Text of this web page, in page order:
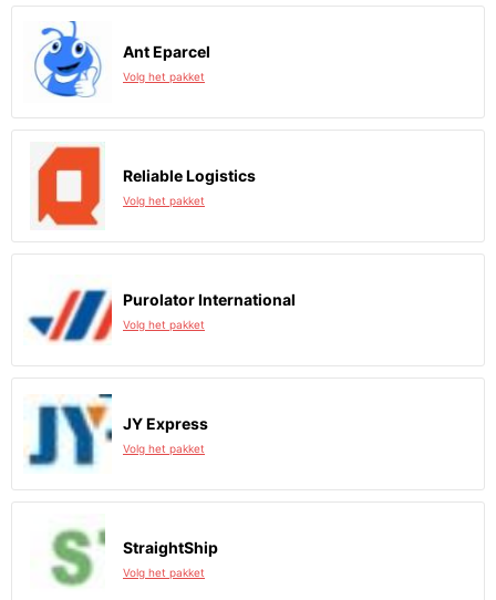
Ant Eparcel
Volg het pakket
Reliable Logistics
Volg het pakket
Purolator International
Volg het pakket
JY Express
Volg het pakket
StraightShip
Volg het pakket